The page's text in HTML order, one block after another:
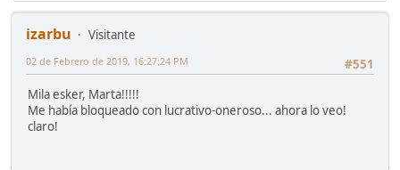
izarbu
Visitante
#551
02 de Febrero de 2019, 16:27:24 PM
Mila esker, Marta!!!!!
Me había bloqueado con lucrativo-oneroso... ahora lo veo!
claro!